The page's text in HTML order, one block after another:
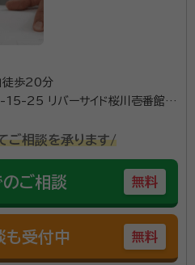
てればと思っています。 遺
係書類等取集、銀行関係手
等、相続に関するご相談に
ます。
徒歩20分
ド桜川壱番館
ご相談を承ります/
ご相談 無料
受付中 無料